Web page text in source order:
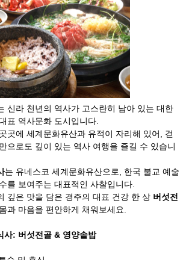
신라 천년의 역사가 고스란히 남아 있는 대한
표 역사문화 도시입니다.
곳에 세계문화유산과 유적이 자리해 있어, 걷
으로도 깊이 있는 역사 여행을 즐길 수 있습니
는 유네스코 세계문화유산으로, 한국 불교 예술
를 보여주는 대표적인 사찰입니다.
깊은 맛을 담은 경주의 대표 건강 한 상 버섯전
과 마음을 편안하게 채워보세요.
사: 버섯전골 & 영양솥밥